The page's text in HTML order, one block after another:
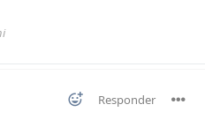
Responder